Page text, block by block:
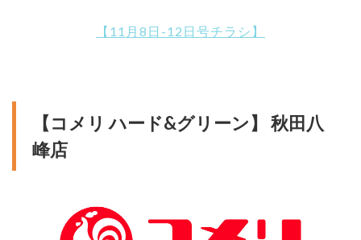
【11月8日-12日号チラシ】
【コメリ ハード&グリーン】 秋田八
峰店